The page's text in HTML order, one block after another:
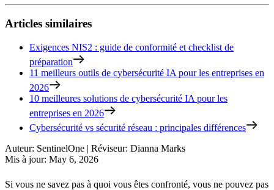
Articles similaires
Exigences NIS2 : guide de conformité et checklist de
préparation
11 meilleurs outils de cybersécurité IA pour les entreprises en
2026
10 meilleures solutions de cybersécurité IA pour les
entreprises en 2026
Cybersécurité vs sécurité réseau : principales différences
Auteur: SentinelOne | Réviseur: Dianna Marks
Mis à jour: May 6, 2026
Si vous ne savez pas à quoi vous êtes confronté, vous ne pouvez pas